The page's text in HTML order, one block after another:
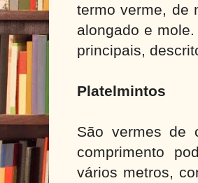
termo verme, de
alongado e
principais,
Platelmintos
São vermes de
comprimento
vários metros,